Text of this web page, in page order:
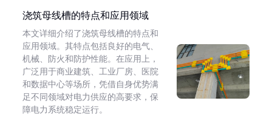
浇筑母线槽的特点和应用领域
本文详细介绍了浇筑母线槽的特点和
应用领域。其特点包括良好的电气、
机械、防火和防护性能。在应用上，
广泛用于商业建筑、工业厂房、医院
和数据中心等场所，凭借自身优势满
足不同领域对电力供应的高要求，保
障电力系统稳定运行。